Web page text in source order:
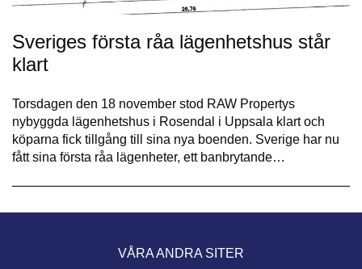
Sveriges första råa lägenhetshus står
klart
Torsdagen den 18 november stod RAW Propertys
nybyggda lägenhetshus i Rosendal i Uppsala klart och
köparna fick tillgång till sina nya boenden. Sverige har nu
fått sina första råa lägenheter, ett banbrytande…
VÅRA ANDRA SITER